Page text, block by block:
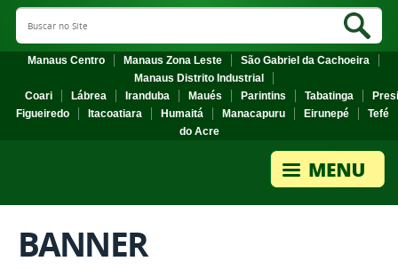
Search Site
Manaus Centro Manaus Zona Leste
São Gabriel da Cachoeira
Manaus Distrito Industrial
Coari
Lábrea Iranduba Maués Parintins Tabatinga
Figueiredo
Itacoatiara Humaitá Manacapuru Eirunepé
Tefé
do Acre
BANNER